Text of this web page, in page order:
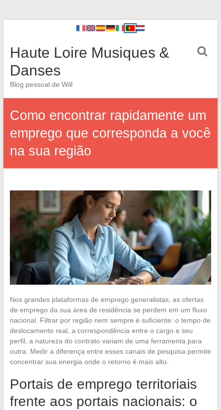
Haute Loire Musiques &
Danses
Blog pessoal de Will
Como encontrar rapidamente um
emprego que corresponda a você
na sua região
Nos grandes plataformas de emprego generalistas, as ofertas
de emprego da sua área de residência se perdem em um fluxo
nacional. Filtrar por região nem sempre é suficiente: o tempo de
deslocamento real, a correspondência entre o cargo e seu
perfil, a natureza do contrato variam de uma ferramenta para
outra. Medir a diferença entre esses canais de pesquisa permite
concentrar sua energia onde o retorno é mais alto.
Portais de emprego territoriais
frente aos portais nacionais: o